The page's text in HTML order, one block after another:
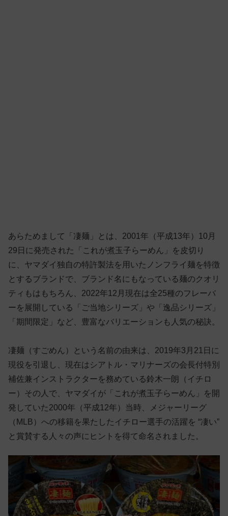
あらためまして「凄麺」とは、2001年（平成13年）10月
29日に発売された「これが煮玉子らーめん」を皮切り
に、ヤマダイ独自の特許製法を用いたノンフライ麺を特徴
とするブランドで、ブランド名にもなっている麺のクオリ
ティもはもちろん、2022年12月現在は全25種のフレーバ
ーを展開している「ご当地シリーズ」や「逸品シリーズ」
「期間限定」など、豊富なバリエーションも人気の秘訣。
凄麺（すごめん）という名前の由来は、2019年3月21日に
現役を引退し、現在はシアトル・マリナーズの会長付特別
補佐兼インストラクターを務めている鈴木一朗（イチロ
ー）その人で、ヤマダイが「これが煮玉子らーめん」を開
発していた2000年（平成12年）当時、メジャーリーグ
（MLB）への移籍を果たしたイチロー選手の活躍を “凄い”
と賞賛する人々の声にヒントを得て命名されました。